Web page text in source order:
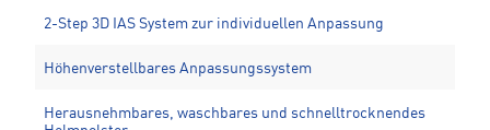
2-Step 3D IAS System zur individuellen Anpassung
Höhenverstellbares Anpassungssystem
Herausnehmbares, waschbares und schnelltrocknendes